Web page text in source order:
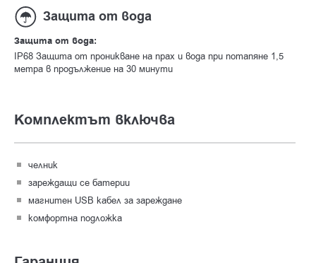
Защита от вода
Защита от вода:
IP68 Защита от проникване на прах и вода при потапяне 1,5
метра в продължение на 30 минути
Комплектът включва
челник
зареждащи се батерии
магнитен USB кабел за зарежданe
комфортна подложка